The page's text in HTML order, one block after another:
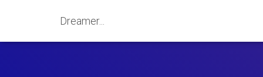
Dreamer...